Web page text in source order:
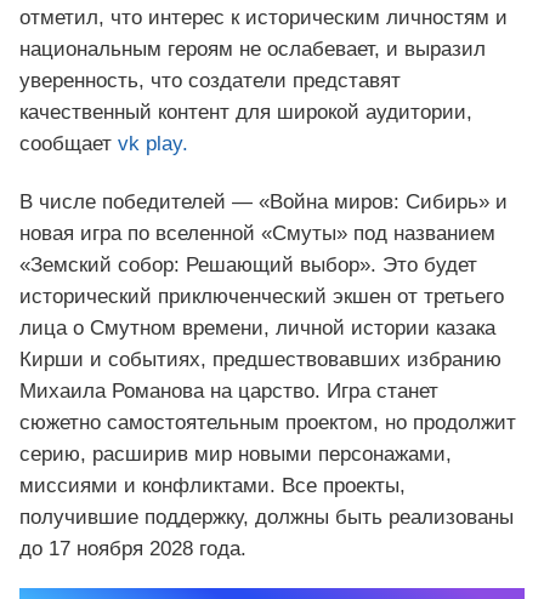
отметил, что интерес к историческим личностям и
национальным героям не ослабевает, и выразил
уверенность, что создатели представят
качественный контент для широкой аудитории,
сообщает vk play.
В числе победителей — «Война миров: Сибирь» и
новая игра по вселенной «Смуты» под названием
«Земский собор: Решающий выбор». Это будет
исторический приключенческий экшен от третьего
лица о Смутном времени, личной истории казака
Кирши и событиях, предшествовавших избранию
Михаила Романова на царство. Игра станет
сюжетно самостоятельным проектом, но продолжит
серию, расширив мир новыми персонажами,
миссиями и конфликтами. Все проекты,
получившие поддержку, должны быть реализованы
до 17 ноября 2028 года.